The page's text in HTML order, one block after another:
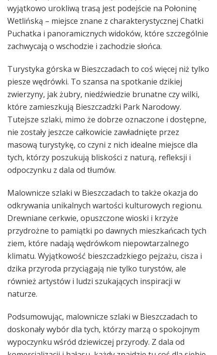
wyjątkowo urokliwą trasą jest podejście na Połoninę
Wetlińską – miejsce znane z charakterystycznej Chatki
Puchatka i panoramicznych widoków, które szczególnie
zachwycają o wschodzie i zachodzie słońca.
Turystyka górska w Bieszczadach to coś więcej niż tylko
piesze wędrówki. To szansa na spotkanie dzikiej
zwierzyny, jak żubry, niedźwiedzie brunatne czy wilki,
które zamieszkują Bieszczadzki Park Narodowy.
Tutejsze szlaki, mimo że dobrze oznaczone i dostępne,
nie zostały jeszcze całkowicie zawładnięte przez
masową turystykę, co czyni z nich idealne miejsce dla
tych, którzy poszukują bliskości z naturą, refleksji i
odpoczynku z dala od tłumów.
Malownicze szlaki w Bieszczadach to także okazja do
odkrywania unikalnych wartości kulturowych regionu.
Drewniane cerkwie, opuszczone wioski i krzyże
przydrożne to pamiątki po dawnych mieszkańcach tych
ziem, które nadają wędrówkom niepowtarzalnego
klimatu. Wyjątkowość bieszczadzkiego pejzażu, cisza i
dzika przyroda przyciągają nie tylko turystów, ale
również artystów i ludzi szukających inspiracji w
naturze.
Podsumowując, malownicze szlaki w Bieszczadach to
doskonały wybór dla tych, którzy marzą o spokojnym
wypoczynku wśród dziewiczej przyrody. Z dala od